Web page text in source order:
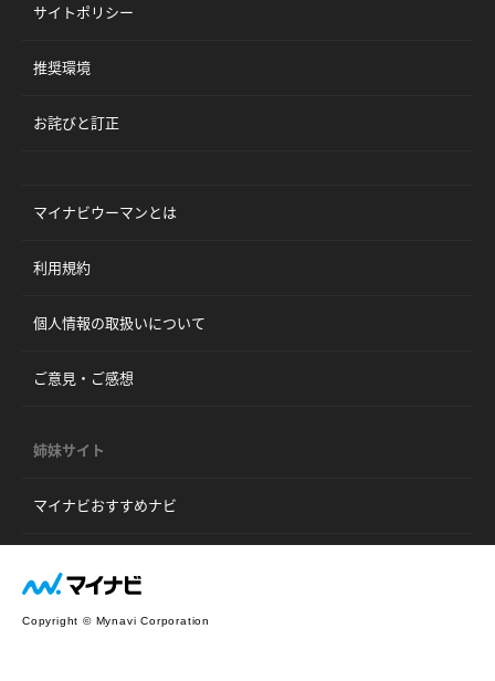
サイトポリシー
推奨環境
お詫びと訂正
マイナビウーマンとは
利用規約
個人情報の取扱いについて
ご意見・ご感想
姉妹サイト
マイナビおすすめナビ
Copyright © Mynavi Corporation